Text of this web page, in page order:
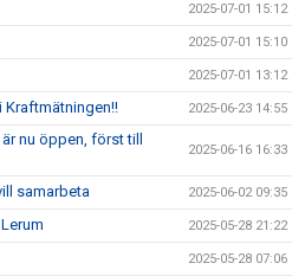
2025-07-01 15:12
2025-07-01 15:10
2025-07-01 13:12
Kraftmätningen!! 2025-06-23 14:55
nu öppen, först till
2025-06-16 16:33
samarbeta 2025-06-02 09:35
2025-05-28 21:22
2025-05-28 07:06